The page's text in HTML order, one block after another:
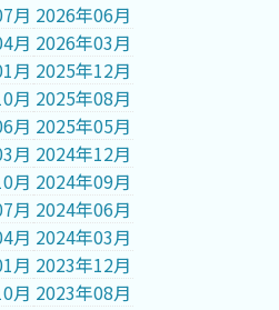
月 2026年06月
月 2026年03月
月 2025年12月
月 2025年08月
月 2025年05月
月 2024年12月
月 2024年09月
月 2024年06月
月 2024年03月
月 2023年12月
月 2023年08月